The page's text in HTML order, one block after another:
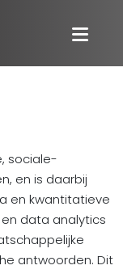
sociale-
en is daarbij
en kwantitatieve
data analytics
antwoorden. Dit